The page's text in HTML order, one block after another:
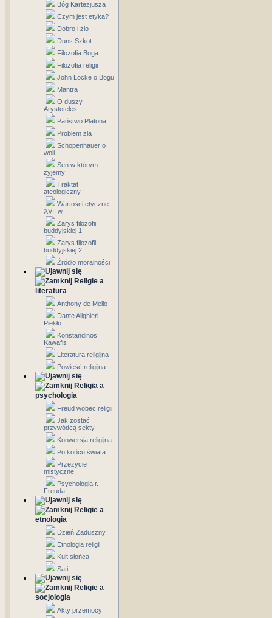
Bóg Kartezjusza
Czym jest etyka?
Dobro i zlo
Duns Szkot
Filozofia Boga
Filozofia religii
John Locke o Bogu
Mantra
O duszy -
Arystoteles
Państwo Platona
Problem zła
Schopenhauer o
woli
Sen w którym
żyjemy
Traktat
ateologiczny
Wartości etyczne
XVII w.
Zarys filozofii
buddyjskiej 1
Zarys filozofii
buddyjskiej 2
Źródło moralności
Religie a
literatura
Anthony de Mello
Dante Alighieri -
Piekło
Konstandinos
Kawafis
Literatura religijna
Powieść religijna
Religia a
psychologia
Freud wobec religii
Jak zostać
przywódcą sekty
Konwersja religijna
Po końcu świata
Przeżycie
mistyczne
Psychologia r.
Freuda
Religie a
etnologia
Dzień Zaduszny
Etnologia religii
Kult słońca
Sati
Religie a
socjologia
Akty przemocy